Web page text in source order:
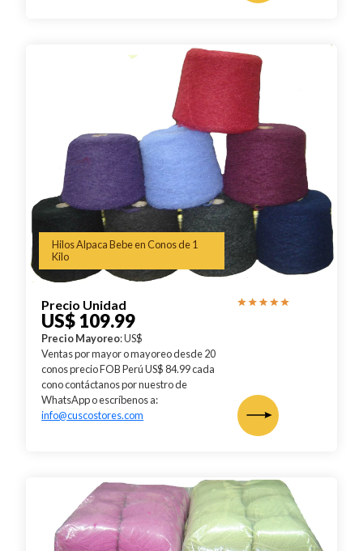
Hilos Alpaca Bebe en Conos de 1
Kilo
Precio Unidad
US$ 109.99
Precio Mayoreo: US$
Ventas por mayor o mayoreo desde 20
conos precio FOB Perú US$ 84.99 cada
cono contáctanos por nuestro de
WhatsApp o escríbenos a:
info@cuscostores.com